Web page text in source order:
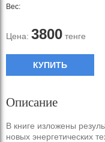
Вес:
Цена: 3800 тенге
КУПИТЬ
Описание
В книге изложены
новых энергетических